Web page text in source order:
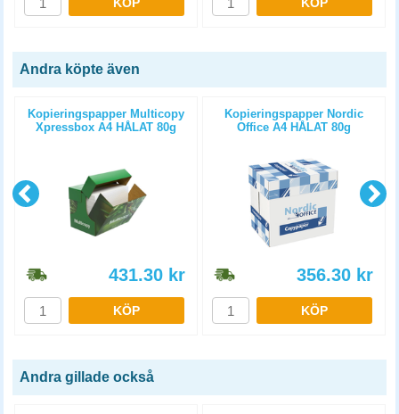
Andra köpte även
Kopieringspapper Multicopy
Xpressbox A4 HÅLAT 80g
431.30 kr
KÖP
Kopieringspapper Nordic
Office A4 HÅLAT 80g
356.30 kr
KÖP
Andra gillade också